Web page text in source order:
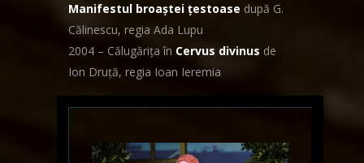
Manifestul broaştei ţestoase după G.
Călinescu, regia Ada Lupu
2004 – Călugăriţa în Cervus divinus de
Ion Druţă, regia Ioan Ieremia